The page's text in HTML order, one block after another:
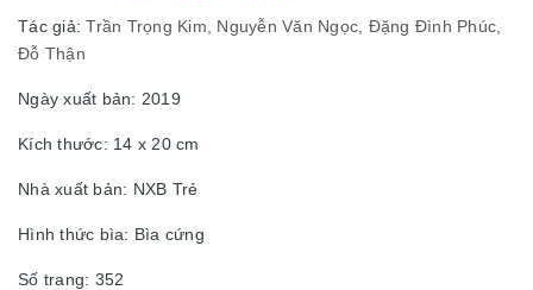
Tác giả:Trần Trọng Kim, Nguyễn Văn Ngọc, Đặng Đình Phúc,
Đỗ Thận
Ngày xuất bản: 2019
Kích thước: 14 x 20 cm
Nhà xuất bản: NXB Trẻ
Hình thức bìa: Bìa cứng
Số trang: 352